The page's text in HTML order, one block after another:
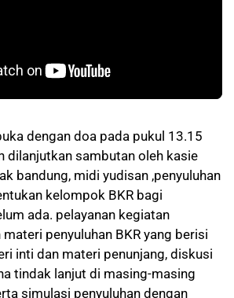
dengan doa pada pukul 13.15
dilanjutkan sambutan oleh kasie
bandung, midi yudisan ,penyuluhan
kelompok BKR bagi
ada. pelayanan kegiatan
penyuluhan BKR yang berisi
inti dan materi penunjang, diskusi
tindak lanjut di masing-masing
simulasi penyuluhan dengan